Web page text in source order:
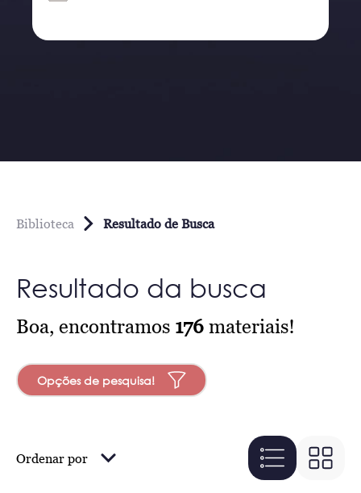
Biblioteca Resultado de Busca
Resultado da busca
Boa, encontramos 176 materiais!
Opções de pesquisa!
Ordenar por